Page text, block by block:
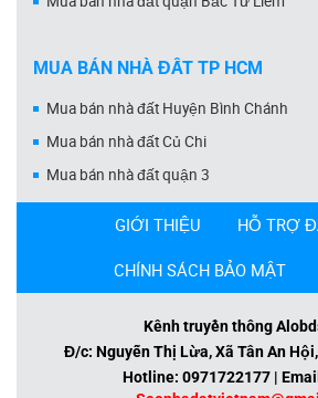
MUA BÁN NHÀ ĐẤT TP HCM
Mua bán nhà đất Huyện Bình Chánh
Mua bán nhà đất Củ Chi
Mua bán nhà đất quận 3
GIỚI THIỆU HỖ TRỢ
CHÍNH SÁCH BẢO MẬT
Kênh truyền thông
Đ/c: Nguyễn Thị Lừa, Xã Tân An
Hotline: 0971722177 |